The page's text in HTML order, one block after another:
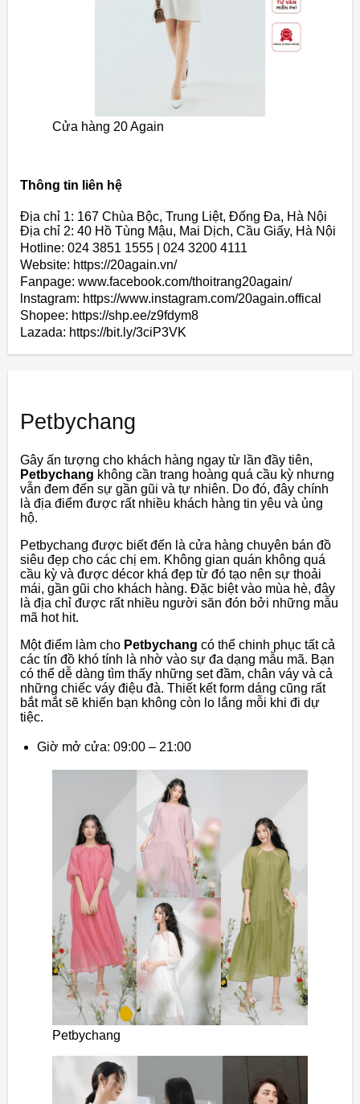
Cửa hàng 20 Again
Thông tin liên hệ
Địa chỉ 1: 167 Chùa Bộc, Trung Liệt, Đống Đa, Hà Nội
Địa chỉ 2: 40 Hồ Tùng Mậu, Mai Dịch, Cầu Giấy, Hà Nội
Hotline: 024 3851 1555 | 024 3200 4111
Website: https://20again.vn/
Fanpage: www.facebook.com/thoitrang20again/
lnstagram: https://www.instagram.com/20again.offical
Shopee: https://shp.ee/z9fdym8
Lazada: https://bit.ly/3ciP3VK
Petbychang
Gây ấn tượng cho khách hàng ngay từ lần đầy tiên,
Petbychang không cần trang hoàng quá cầu kỳ nhưng
vẫn đem đến sự gần gũi và tự nhiên. Do đó, đây chính
là địa điểm được rất nhiều khách hàng tin yêu và ủng
hộ.
Petbychang được biết đến là cửa hàng chuyên bán đồ
siêu đẹp cho các chị em. Không gian quán không quá
cầu kỳ và được décor khá đẹp từ đó tạo nên sự thoải
mái, gần gũi cho khách hàng. Đặc biệt vào mùa hè, đây
là địa chỉ được rất nhiều người săn đón bởi những mẫu
mã hot hit.
Một điểm làm cho Petbychang có thể chinh phục tất cả
các tín đồ khó tính là nhờ vào sự đa dạng mẫu mã. Bạn
có thể dễ dàng tìm thấy những set đầm, chân váy và cả
những chiếc váy điệu đà. Thiết kết form dáng cũng rất
bắt mắt sẽ khiến bạn không còn lo lắng mỗi khi đi dự
tiệc.
Giờ mở cửa: 09:00 – 21:00
Petbychang